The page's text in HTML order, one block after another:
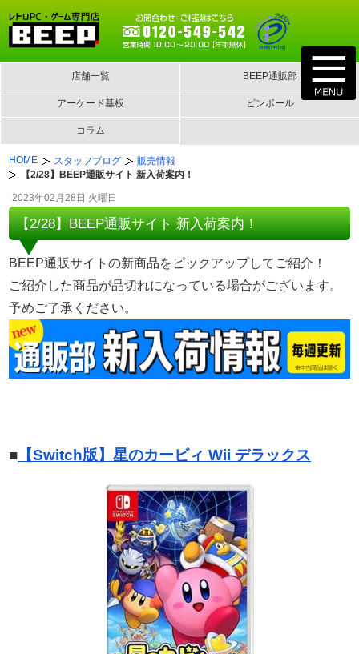
店舗一覧 BEEP通販部
アーケード基板 ピンボール
コラム
HOME スタッフブログ
販売情報
【2/28】BEEP通販サイト 新入荷案内！
2023年02月28日 火曜日
【2/28】BEEP通販サイト 新入荷案内！
BEEP通販サイトの新商品をピックアップしてご紹介！
ご紹介した商品が品切れになっている場合がございます。
予めご了承ください。
■ 【Switch版】星のカービィ Wii デラックス